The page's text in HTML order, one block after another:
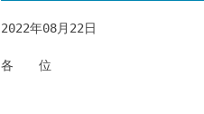
2022年08月22日
各 位